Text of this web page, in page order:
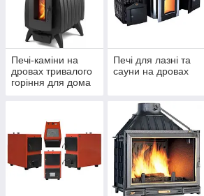
Печі-каміни на
дровах тривалого
горіння для дома
Печі для лазні та
сауни на дровах